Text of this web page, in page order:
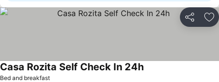
Del
Bed and breakfast
Casa Rozita Self Check In 24h